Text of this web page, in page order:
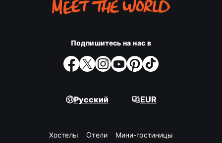
Подпишитесь на нас в
Русский EUR
Хостелы Oтели Мини-гостиницы